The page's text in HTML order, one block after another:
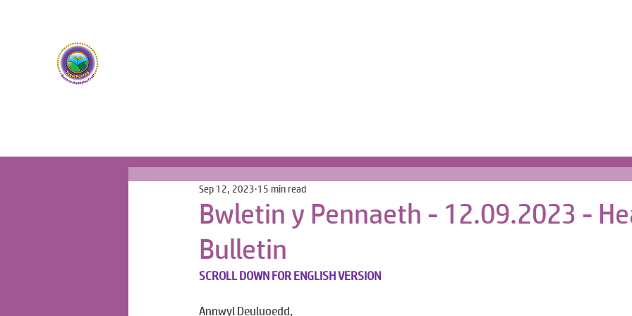
Bwletin y Pennaeth - 12.09.2023 -
Bulletin
Sep 12, 2023 15 min read
SCROLL DOWN FOR ENGLISH VERSION
Annwyl Deuluoedd,